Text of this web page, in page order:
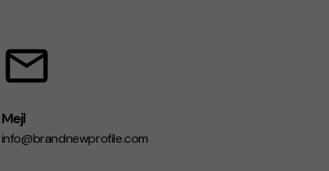
Mejl
info@brandnewprofile.com